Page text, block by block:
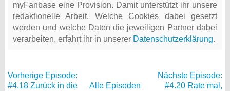
myFanbase eine Provision. Damit unterstützt ihr unsere
redaktionelle Arbeit. Welche Cookies dabei gesetzt
werden und welche Daten die jeweiligen Partner dabei
verarbeiten, erfahrt ihr in unserer Datenschutzerklärung.
Vorherige Episode:
#4.18 Zurück in die
Alle Episoden
Nächste Episode:
#4.20 Rate mal,